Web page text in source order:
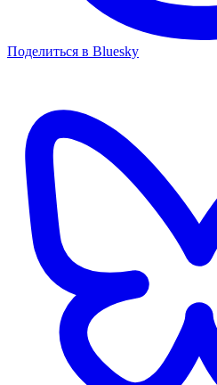
Поделиться в Bluesky